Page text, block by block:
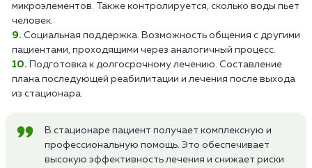
микроэлементов. Также контролируется, сколько воды пьет
человек.
Социальная поддержка. Возможность общения с другими
пациентами, проходящими через аналогичный процесс.
Подготовка к долгосрочному лечению. Составление
плана последующей реабилитации и лечения после выхода
из стационара.
В стационаре пациент получает комплексную и
профессиональную помощь. Это обеспечивает
высокую эффективность лечения и снижает риски